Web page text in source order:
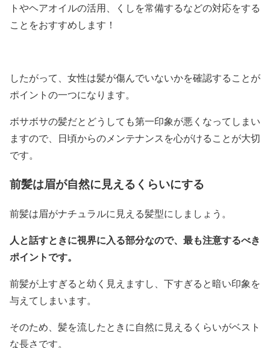
トやヘアオイルの活用、くしを常備するなどの対応をする
ことをおすすめします！
したがって、女性は髪が傷んでいないかを確認することが
ポイントの一つになります。
ボサボサの髪だとどうしても第一印象が悪くなってしまい
ますので、日頃からのメンテナンスを心がけることが大切
です。
前髪は眉が自然に見えるくらいにする
前髪は眉がナチュラルに見える髪型にしましょう。
人と話すときに視界に入る部分なので、 最も注意するべき
ポイントです。
前髪が上すぎると幼く見えますし、下すぎると暗い印象を
与えてしまいます。
そのため、髪を流したときに自然に見えるくらいがベスト
な長さです。